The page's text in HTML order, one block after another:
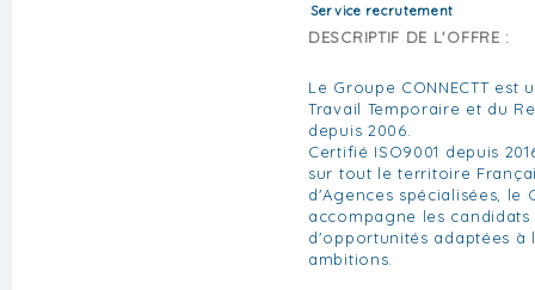
Service recrutement
DESCRIPTIF DE L'OFFRE :
Le Groupe CONNECTT est
Travail Temporaire et du
depuis 2006.
Certifié ISO9001 depuis
sur tout le territoire
d'Agences spécialisées, le
accompagne les
d'opportunités adaptées à
ambitions.